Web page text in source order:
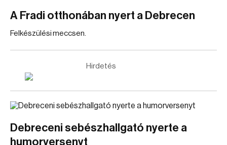
A Fradi otthonában nyert a Debrecen
Felkészülési meccsen.
Hirdetés
Debreceni sebészhallgató nyerte a
humorversenyt